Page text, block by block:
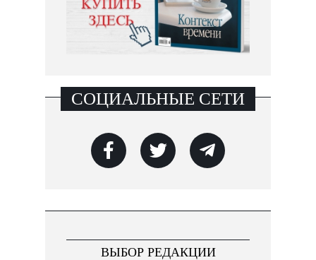
СОЦИАЛЬНЫЕ СЕТИ
ВЫБОР РЕДАКЦИИ